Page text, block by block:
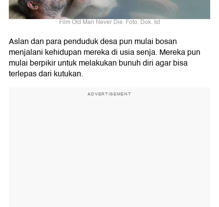
Film Old Man Never Die. Foto: Dok. Ist
Aslan dan para penduduk desa pun mulai bosan
menjalani kehidupan mereka di usia senja. Mereka pun
mulai berpikir untuk melakukan bunuh diri agar bisa
terlepas dari kutukan.
ADVERTISEMENT